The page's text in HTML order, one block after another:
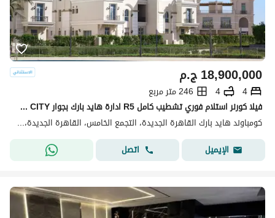
ج.م18,900,000
4
4
246 متر مربع
فيلا كورنر استلام فوري تشطيب كامل R5 ادارة هايد بارك بجوار LAVISTA CITY دقايق من District 5 . Palm Hills . Mivida . Mountain View iCity New Cairo .
كومباوند هايد بارك القاهرة الجديدة، التجمع الخامس، القاهرة الجديدة، القاهرة
الإيميل
اتصل